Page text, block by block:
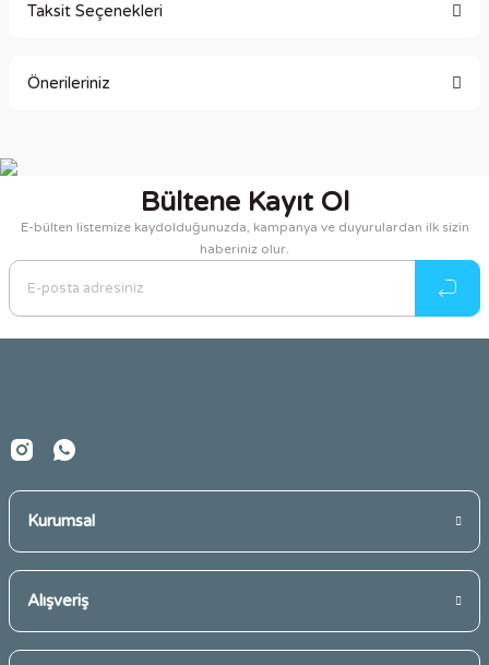
Taksit Seçenekleri
Önerileriniz
Görüş ve önerileriniz için teşekkür ederiz.
Ürün resmi kalitesiz, bozuk veya görüntülenemiyor.
Ürün açıklamasında eksik bilgiler bulunuyor.
Ürün bilgilerinde hatalar bulunuyor.
Bültene Kayıt Ol
E-bülten listemize kaydolduğunuzda, kampanya ve duyurulardan ilk sizin
haberiniz olur.
Kurumsal
Alışveriş